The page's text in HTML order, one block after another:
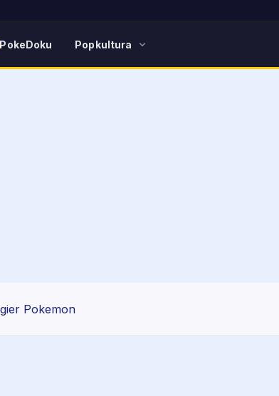
PokeDoku Popkultura
Pokemon